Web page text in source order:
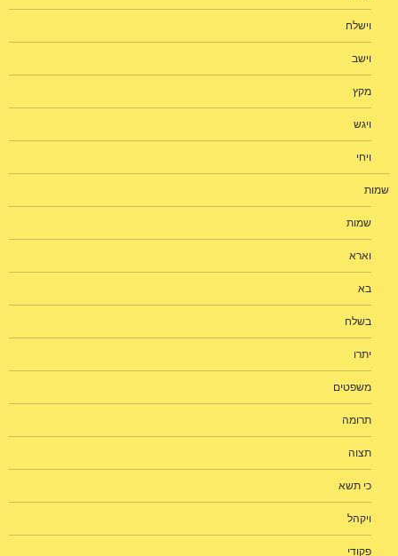
וישלח
וישב
מקץ
ויגש
ויחי
שמות
שמות
וארא
בא
בשלח
יתרו
משפטים
תרומה
תצוה
כי תשא
ויקהל
פקודי